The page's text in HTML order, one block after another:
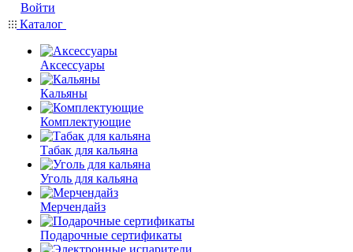
Войти
Каталог
Аксессуары
Кальяны
Комплектующие
Табак для кальяна
Уголь для кальяна
Мерчендайз
Подарочные сертификаты